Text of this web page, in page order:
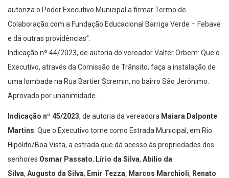
autoriza o Poder Executivo Municipal a firmar Termo de
Colaboração com a Fundação Educacional Barriga Verde – Febave
e dá outras providências”.
Indicação nº 44/2023, de autoria do vereador Valter Orbem: Que o
Executivo, através da Comissão de Trânsito, faça a instalação de
uma lombada na Rua Bartier Scremin, no bairro São Jerônimo.
Aprovado por unanimidade.
Indicação nº 45/2023, de autoria da vereadora Maiara Dalponte
Martins: Que o Executivo torne como Estrada Municipal, em Rio
Hipólito/Boa Vista, a estrada que dá acesso às propriedades dos
senhores Osmar Passato, Lírio da Silva, Abilio da
Silva, Augusto da Silva, Emir Tezza, Marcos Marchioli, Renato